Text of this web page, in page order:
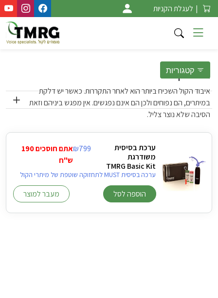
Skip
to
content
| לעגלת הקניות
קטגוריות
איבוד-קול
איבוד הקול השכיח ביותר הוא לאחר התקררות. כאשר יש דלקת
במיתרים, הם נפוחים ולכן הם אינם נפגשים. אין מפגש ביניהם וזאת
הסיבה שלא נוצר צליל.
ערכת בסיסית
משודרגת
TMRG Basic Kit
₪799
אתם חוסכים 190
ש"ח
ערכה בסיסית MUST לתחזוקה שוטפת של מיתרי הקול
מעבר למוצר הוספה לסל